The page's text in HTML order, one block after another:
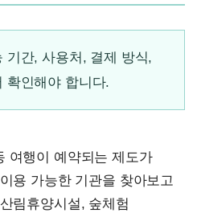
기간, 사용처, 결제 방식,
확인해야 합니다.
여행이 예약되는 제도가
용 가능한 기관을 찾아보고
림휴양시설, 숲체험